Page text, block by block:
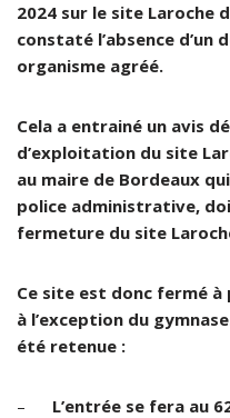
2024 sur le site Laroche
constaté l’absence d’un
organisme agréé.
Cela a entrainé un avis
d’exploitation du site
au maire de Bordeaux
police administrative,
fermeture du site
Ce site est donc fermé
à l’exception du
été retenue :
– L’entrée se fera au